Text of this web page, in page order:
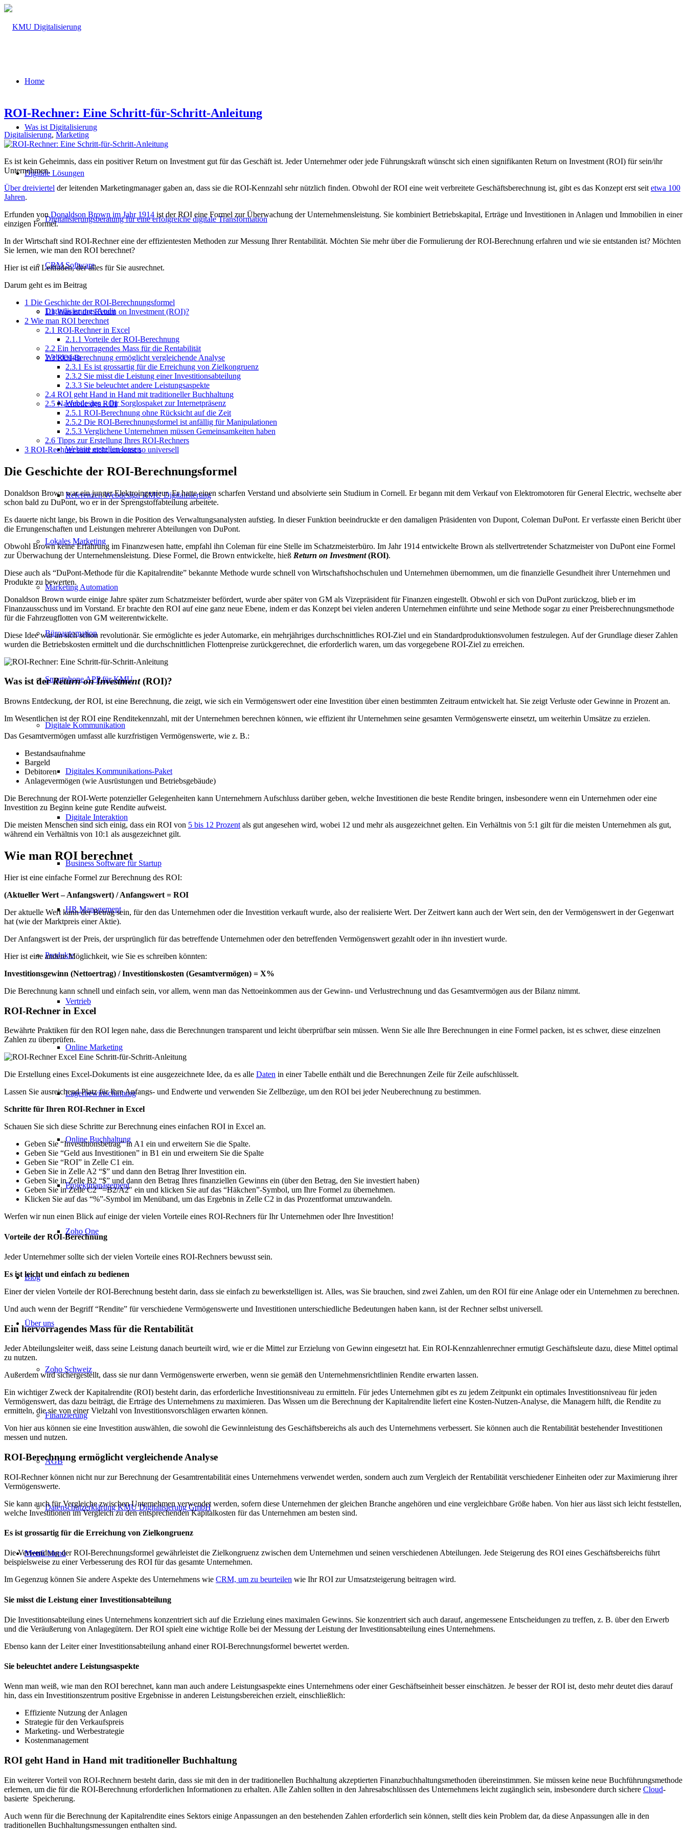
Home
Was ist Digitalisierung
Digitale Lösungen
Digitalisierungsberatung für eine erfolgreiche digitale Transformation
CRM Software
Digitalisierungs Audit
Webdesign
Webdesign – Ihr Sorglospaket zur Internetpräsenz
Website erstellen lassen
Referenzen Webdesign KMU Digitalisierung
Lokales Marketing
Marketing Automation
Büroautomation
Smartphone APP für KMU
Digitale Kommunikation
Digitales Kommunikations-Paket
Digitale Interaktion
Business Software für Startup
HR Management
Produkte
Vertrieb
Online Marketing
Lagerbewirtschaftung
Online Buchhaltung
Projektmanagement
Zoho One
Blog
Über uns
Zoho Schweiz
Finanzierung
AGB
Datenschutzerklärung KMU Digitalisierung GmbH
Menü Menü
ROI-Rechner: Eine Schritt-für-Schritt-Anleitung
Digitalisierung, Marketing
Es ist kein Geheimnis, dass ein positiver Return on Investment gut für das Geschäft ist. Jeder Unternehmer oder jede Führungskraft wünscht sich einen signifikanten Return on Investment (ROI) für sein/ihr
Unternehmen.
Über dreiviertel der leitenden Marketingmanager gaben an, dass sie die ROI-Kennzahl sehr nützlich finden. Obwohl der ROI eine weit verbreitete Geschäftsberechnung ist, gibt es das Konzept erst seit etwa 100
Jahren.
Erfunden vonDonaldson Brown im Jahr 1914 ist der ROI eine Formel zur Überwachung der Unternehmensleistung. Sie kombiniert Betriebskapital, Erträge und Investitionen in Anlagen und Immobilien in einer
einzigen Formel.
In der Wirtschaft sind ROI-Rechner eine der effizientesten Methoden zur Messung Ihrer Rentabilität. Möchten Sie mehr über die Formulierung der ROI-Berechnung erfahren und wie sie entstanden ist? Möchten
Sie lernen, wie man den ROI berechnet?
Hier ist ein Leitfaden, der alles für Sie ausrechnet.
Darum geht es im Beitrag
1 Die Geschichte der ROI-Berechnungsformel
1.1Was ist der Return on Investment (ROI)?
2 Wie man ROI berechnet
2.1 ROI-Rechner in Excel
2.1.1 Vorteile der ROI-Berechnung
2.2 Ein hervorragendes Mass für die Rentabilität
2.3ROI-Berechnung ermöglicht vergleichende Analyse
2.3.1 Es ist grossartig für die Erreichung von Zielkongruenz
2.3.2 Sie misst die Leistung einer Investitionsabteilung
2.3.3 Sie beleuchtet andere Leistungsaspekte
2.4 ROI geht Hand in Hand mit traditioneller Buchhaltung
2.5 Nachteile des ROI
2.5.1 ROI-Berechnung ohne Rücksicht auf die Zeit
2.5.2 Die ROI-Berechnungsformel ist anfällig für Manipulationen
2.5.3 Verglichene Unternehmen müssen Gemeinsamkeiten haben
2.6 Tipps zur Erstellung Ihres ROI-Rechners
3 ROI-Rechner sind nicht umsonst so universell
Die Geschichte der ROI-Berechnungsformel
Donaldson Brown war ein junger Elektroingenieur. Er hatte einen scharfen Verstand und absolvierte sein Studium in Cornell. Er begann mit dem Verkauf von Elektromotoren für General Electric, wechselte aber
schon bald zu DuPont, wo er in der Sprengstoffabteilung arbeitete.
Es dauerte nicht lange, bis Brown in die Position des Verwaltungsanalysten aufstieg. In dieser Funktion beeindruckte er den damaligen Präsidenten von Dupont, Coleman DuPont. Er verfasste einen Bericht über
die Errungenschaften und Leistungen mehrerer Abteilungen von DuPont.
Obwohl Brown keine Erfahrung im Finanzwesen hatte, empfahl ihn Coleman für eine Stelle im Schatzmeisterbüro. Im Jahr 1914 entwickelte Brown als stellvertretender Schatzmeistervon DuPont eine Formel
zur Überwachung der Unternehmensleistung. Diese Formel, die Brown entwickelte, hieß Return on Investment(ROI).
Diese auch als “DuPont-Methode für die Kapitalrendite” bekannte Methode wurde schnell von Wirtschaftshochschulen und Unternehmen übernommen, um die finanzielle Gesundheit ihrer Unternehmen und
Produkte zu bewerten.
Donaldson Brown wurde einige Jahre später zum Schatzmeister befördert, wurde aber später von GM als Vizepräsident für Finanzen eingestellt. Obwohl er sich von DuPont zurückzog, blieb er im
Finanzausschuss und im Vorstand. Er brachte den ROI auf eine ganz neue Ebene, indem er das Konzept bei vielen anderen Unternehmen einführte und seine Methode sogar zu einer Preisberechnungsmethode
für die Fahrzeugflotten von GM weiterentwickelte.
Diese Idee war an sich schon revolutionär. Sie ermöglichte es jeder Automarke, ein mehrjähriges durchschnittliches ROI-Ziel und ein Standardproduktionsvolumen festzulegen. Auf der Grundlage dieser Zahlen
wurden die Betriebskosten ermittelt und die durchschnittlichen Flottenpreise zurückgerechnet, die erforderlich waren, um das vorgegebene ROI-Ziel zu erreichen.
Was ist derReturn on Investment(ROI)?
Browns Entdeckung, der ROI, ist eine Berechnung, die zeigt, wie sich ein Vermögenswert oder eine Investition über einen bestimmten Zeitraum entwickelt hat. Sie zeigt Verluste oder Gewinne in Prozent an.
Im Wesentlichen ist der ROI eine Renditekennzahl, mit der Unternehmen berechnen können, wie effizient ihr Unternehmen seine gesamten Vermögenswerte einsetzt, um weiterhin Umsätze zu erzielen.
Das Gesamtvermögen umfasst alle kurzfristigen Vermögenswerte, wie z. B.:
Bestandsaufnahme
Bargeld
Debitoren
Anlagevermögen (wie Ausrüstungen und Betriebsgebäude)
Die Berechnung der ROI-Werte potenzieller Gelegenheiten kann Unternehmern Aufschluss darüber geben, welche Investitionen die beste Rendite bringen, insbesondere wenn ein Unternehmen oder eine
Investition zu Beginn keine gute Rendite aufweist.
Die meisten Menschen sind sich einig, dass ein ROI von 5 bis 12 Prozent als gut angesehen wird, wobei 12 und mehr als ausgezeichnet gelten. Ein Verhältnis von 5:1 gilt für die meisten Unternehmen als gut,
während ein Verhältnis von 10:1 als ausgezeichnet gilt.
Wie man ROI berechnet
Hier ist eine einfache Formel zur Berechnung des ROI:
(Aktueller Wert – Anfangswert) / Anfangswert = ROI
Der aktuelle Wert kann der Betrag sein, für den das Unternehmen oder die Investition verkauft wurde, also derrealisierte Wert. Der Zeitwert kann auch der Wert sein, den der Vermögenswert in der Gegenwart
hat (wie der Marktpreis einer Aktie).
Der Anfangswert ist der Preis, der ursprünglich für das betreffende Unternehmen oder den betreffenden Vermögenswert gezahlt oder in ihn investiert wurde.
Hier ist eine andere Möglichkeit, wie Sie es schreiben könnten:
Investitionsgewinn (Nettoertrag) / Investitionskosten (Gesamtvermögen) = X%
Die Berechnung kann schnell und einfach sein, vor allem, wenn man das Nettoeinkommen aus der Gewinn- und Verlustrechnung und das Gesamtvermögen aus der Bilanz nimmt.
ROI-Rechner in Excel
Bewährte Praktiken für den ROI legen nahe, dass die Berechnungen transparent und leicht überprüfbar sein müssen. Wenn Sie alle Ihre Berechnungen in eine Formel packen, ist es schwer, diese einzelnen
Zahlen zu überprüfen.
Die Erstellung eines Excel-Dokuments ist eine ausgezeichnete Idee, da es alle Daten in einer Tabelle enthält und die Berechnungen Zeile für Zeile aufschlüsselt.
Lassen Sie ausreichend Platz für Ihre Anfangs- und Endwerte und verwenden Sie Zellbezüge, um den ROI bei jeder Neuberechnung zu bestimmen.
Schritte für Ihren ROI-Rechner in Excel
Schauen Sie sich diese Schritte zur Berechnung eines einfachen ROI in Excel an.
Geben Sie“Investitionsbetrag” in A1 ein und erweitern Sie die Spalte.
Geben Sie “Geld aus Investitionen” in B1 ein und erweitern Sie die Spalte
Geben Sie “ROI” in Zelle C1 ein.
Geben Sie in Zelle A2 “$” und dann den Betrag Ihrer Investition ein.
Geben Sie in Zelle B2 “$” und dann den Betrag Ihres finanziellen Gewinns ein (über den Betrag, den Sie investiert haben)
Geben Sie in Zelle C2“=B2/A2″ ein und klicken Sie auf das “Häkchen”-Symbol, um Ihre Formel zu übernehmen.
Klicken Sie auf das “%”-Symbol im Menüband, um das Ergebnis in Zelle C2 in das Prozentformat umzuwandeln.
Werfen wir nun einen Blick auf einige der vielen Vorteile eines ROI-Rechners für Ihr Unternehmen oder Ihre Investition!
Vorteile der ROI-Berechnung
Jeder Unternehmer sollte sich der vielen Vorteile eines ROI-Rechners bewusst sein.
Es ist leicht und einfach zu bedienen
Einer der vielen Vorteile der ROI-Berechnung besteht darin, dass sie einfach zu bewerkstelligen ist. Alles, was Sie brauchen, sind zwei Zahlen, um den ROI für eine Anlage oder ein Unternehmen zu berechnen.
Und auch wenn der Begriff“Rendite” für verschiedene Vermögenswerte und Investitionen unterschiedliche Bedeutungen haben kann, ist der Rechner selbst universell.
Ein hervorragendes Mass für die Rentabilität
Jeder Abteilungsleiter weiß, dass seine Leistung danach beurteilt wird, wie er die Mittel zur Erzielung von Gewinn eingesetzt hat. Ein ROI-Kennzahlenrechner ermutigt Geschäftsleute dazu, diese Mittel optimal
zu nutzen.
Außerdem wird sichergestellt, dass sie nur dann Vermögenswerte erwerben, wenn sie gemäß den Unternehmensrichtlinien Rendite erwarten lassen.
Ein wichtiger Zweck der Kapitalrendite (ROI) besteht darin, das erforderliche Investitionsniveau zu ermitteln. Für jedes Unternehmen gibt es zu jedem Zeitpunkt ein optimales Investitionsniveau für jeden
Vermögenswert, das dazu beiträgt, die Erträge des Unternehmens zu maximieren. Das Wissen um die Berechnung der Kapitalrendite liefert eine Kosten-Nutzen-Analyse, die Managern hilft, die Rendite zu
ermitteln, die sie von einer Vielzahl von Investitionsvorschlägen erwarten können.
Von hier aus können sie eine Investition auswählen, die sowohl die Gewinnleistung des Geschäftsbereichs als auch des Unternehmens verbessert. Sie können auch die Rentabilität bestehender Investitionen
messen und nutzen.
ROI-Berechnung ermöglicht vergleichende Analyse
ROI-Rechner können nicht nur zur Berechnung der Gesamtrentabilität eines Unternehmens verwendet werden, sondern auch zum Vergleich der Rentabilität verschiedener Einheiten oder zur Maximierung ihrer
Vermögenswerte.
Sie kann auch für Vergleiche zwischen Unternehmen verwendet werden, sofern diese Unternehmen der gleichen Branche angehören und eine vergleichbare Größe haben. Von hier aus lässt sich leicht feststellen,
welche Investitionen im Vergleich zu den entsprechenden Kapitalkosten für das Unternehmen am besten sind.
Es ist grossartig für die Erreichung von Zielkongruenz
Die Verwendung der ROI-Berechnungsformel gewährleistet die Zielkongruenz zwischen dem Unternehmen und seinen verschiedenen Abteilungen. Jede Steigerung des ROI eines Geschäftsbereichs führt
beispielsweise zu einer Verbesserung des ROI für das gesamte Unternehmen.
Im Gegenzug können Sie andere Aspekte des Unternehmens wie CRM, um zu beurteilen wie Ihr ROI zur Umsatzsteigerung beitragen wird.
Sie misst die Leistung einer Investitionsabteilung
Die Investitionsabteilung eines Unternehmens konzentriert sich auf die Erzielung eines maximalen Gewinns. Sie konzentriert sich auch darauf, angemessene Entscheidungen zu treffen, z. B. über den Erwerb
und die Veräußerung von Anlagegütern. Der ROI spielt eine wichtige Rolle bei der Messung der Leistung der Investitionsabteilung eines Unternehmens.
Ebenso kann der Leiter einer Investitionsabteilung anhand einer ROI-Berechnungsformel bewertet werden.
Sie beleuchtet andere Leistungsaspekte
Wenn man weiß, wie man den ROI berechnet, kann man auch andere Leistungsaspekte eines Unternehmens oder einer Geschäftseinheit besser einschätzen. Je besser der ROI ist, desto mehr deutet dies darauf
hin, dass ein Investitionszentrum positive Ergebnisse in anderen Leistungsbereichen erzielt, einschließlich:
Effiziente Nutzung der Anlagen
Strategie für den Verkaufspreis
Marketing- und Werbestrategie
Kostenmanagement
ROI geht Hand in Hand mit traditioneller Buchhaltung
Ein weiterer Vorteil von ROI-Rechnern besteht darin, dass sie mit den in der traditionellen Buchhaltung akzeptierten Finanzbuchhaltungsmethoden übereinstimmen. Sie müssen keine neue Buchführungsmethode
erlernen, um die für die ROI-Berechnung erforderlichen Informationen zu erhalten. Alle Zahlen sollten in den Jahresabschlüssen des Unternehmens leicht zugänglich sein, insbesondere durch sichere Cloud-
basierte Speicherung.
Auch wenn für die Berechnung der Kapitalrendite eines Sektors einige Anpassungen an den bestehenden Zahlen erforderlich sein können, stellt dies kein Problem dar, da diese Anpassungen alle in den
traditionellen Buchhaltungsmessungen enthalten sind.